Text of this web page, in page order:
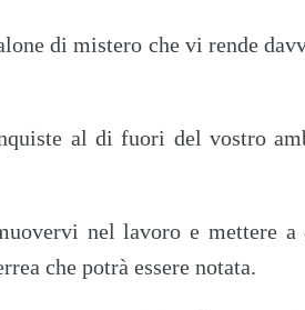
di mistero che vi rende
al di fuori del vostro
nel lavoro e mettere a
che potrà essere notata.